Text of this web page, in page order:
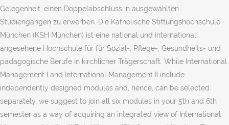
Gelegenheit, einen Doppelabschluss in ausgewählten
Studiengängen zu erwerben. Die Katholische Stiftungshochschule
München (KSH München) ist eine national und international
angesehene Hochschule für für Sozial-, Pflege-, Gesundheits- und
pädagogische Berufe in kirchlicher Trägerschaft. While International
Management I and International Management II include
independently designed modules and, hence, can be selected
separately, we suggest to join all six modules in your 5th and 6th
semester as a way of acquiring an integrated view of International